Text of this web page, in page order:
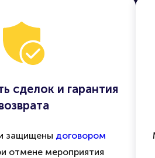
сделок и гарантия
защищены договором
отмене мероприятия